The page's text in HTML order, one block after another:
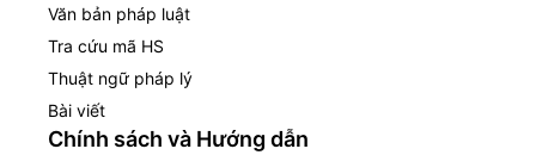
Văn bản pháp luật
Tra cứu mã HS
Thuật ngữ pháp lý
Bài viết
Chính sách và Hướng dẫn